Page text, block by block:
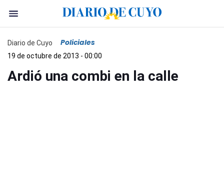
Diario de Cuyo Policiales
19 de octubre de 2013 - 00:00
Ardió una combi en la calle